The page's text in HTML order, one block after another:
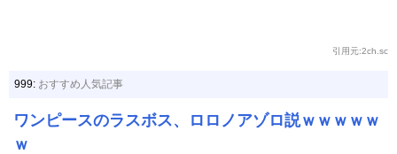
引用元:2ch.sc
999: おすすめ人気記事
ワンピースのラスボス、ロロノアゾロ説ｗｗｗｗｗ
ｗ